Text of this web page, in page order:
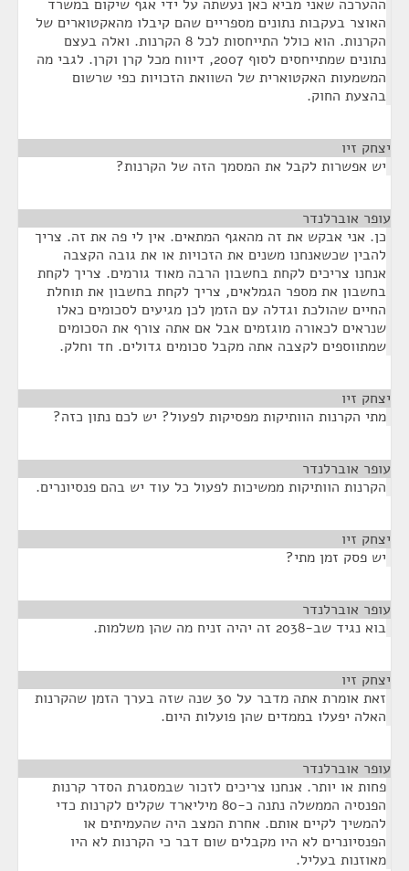
ההערכה שאני מביא כאן נעשתה על ידי אגף שיקום במשרד
האוצר בעקבות נתונים מספריים שהם קיבלו מהאקטוארים של
הקרנות. הוא כולל התייחסות לכל 8 הקרנות. ואלה בעצם
נתונים שמתייחסים לסוף 2007, דיווח מכל קרן וקרן. לגבי מה
המשמעות האקטוארית של השוואת הזכויות כפי שרשום
בהצעת החוק.
יצחק זיו
יש אפשרות לקבל את המסמך הזה של הקרנות?
עופר אוברלנדר
כן. אני אבקש את זה מהאגף המתאים. אין לי פה את זה. צריך
להבין שכשאנחנו משנים את הזכויות או את גובה הקצבה
אנחנו צריכים לקחת בחשבון הרבה מאוד גורמים. צריך לקחת
בחשבון את מספר הגמלאים, צריך לקחת בחשבון את תוחלת
החיים שהולכת וגדלה עם הזמן לכן מגיעים לסכומים כאלו
שנראים לכאורה מוגזמים אבל אם אתה צורף את הסכומים
שמתווספים לקצבה אתה מקבל סכומים גדולים. חד וחלק.
יצחק זיו
מתי הקרנות הוותיקות מפסיקות לפעול? יש לכם נתון כזה?
עופר אוברלנדר
הקרנות הוותיקות ממשיכות לפעול כל עוד יש בהם פנסיונרים.
יצחק זיו
יש פסק זמן מתי?
עופר אוברלנדר
בוא נגיד שב-2038 זה יהיה זניח מה שהן משלמות.
יצחק זיו
זאת אומרת אתה מדבר על 30 שנה שזה בערך הזמן שהקרנות
האלה יפעלו בממדים שהן פועלות היום.
עופר אוברלנדר
פחות או יותר. אנחנו צריכים לזכור שבמסגרת הסדר קרנות
הפנסיה הממשלה נתנה כ-80 מיליארד שקלים לקרנות כדי
להמשיך לקיים אותם. אחרת המצב היה שהעמיתים או
הפנסיונרים לא היו מקבלים שום דבר כי הקרנות לא היו
מאוזנות בעליל.